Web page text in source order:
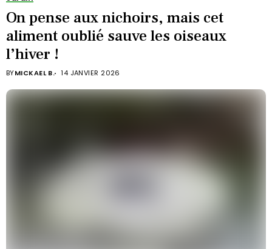
On pense aux nichoirs, mais cet
aliment oublié sauve les oiseaux
l’hiver !
BYMICKAEL B. 14 JANVIER 2026